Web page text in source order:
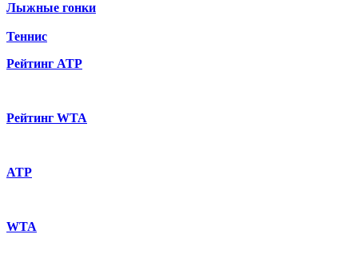
Лыжные гонки
Теннис
Рейтинг ATP
Рейтинг WTA
ATP
WTA